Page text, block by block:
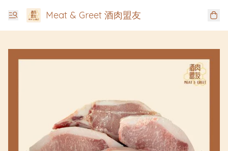
Meat & Greet 酒肉盟友